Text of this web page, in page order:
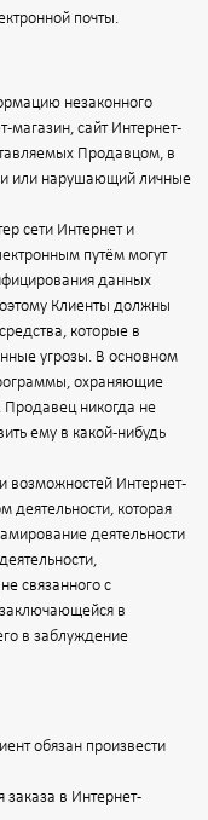
почты.
незаконного
магазин, сайт Интернет-
Продавцом, в
или нарушающий личные
сети Интернет и
путём могут
данных
Клиенты должны
которые в
угрозы. В основном
охраняющие
Продавец никогда не
ему в какой-нибудь
возможностей Интернет-
деятельности, которая
деятельности
связанного с
в
в заблуждение
обязан произвести
в Интернет-